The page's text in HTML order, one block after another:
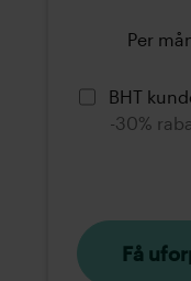
Per
BHT
-30%
Få